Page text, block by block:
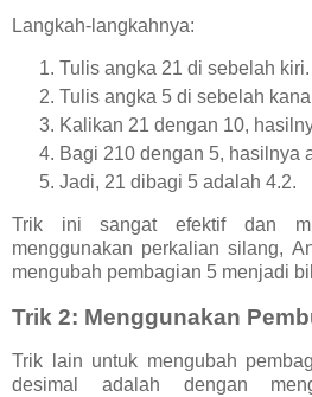
Langkah-langkahnya:
Tulis angka 21 di sebelah kiri.
Tulis angka 5 di sebelah
Kalikan 21 dengan 10,
Bagi 210 dengan 5, hasilnya
Jadi, 21 dibagi 5 adalah 4.2.
Trik ini sangat efektif dan
menggunakan perkalian silang,
mengubah pembagian 5 menjadi
Trik 2: Menggunakan
Trik lain untuk mengubah
desimal adalah dengan